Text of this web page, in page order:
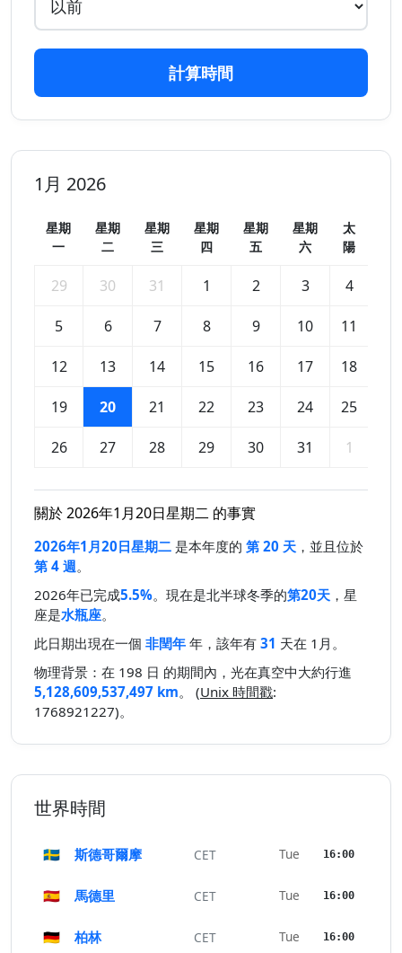
計算時間
1月 2026
星期
一
星期
二
星期
三
星期
四
星期
五
星期
六
太
陽
29 30 31 1 2 3 4
5 6 7 8 9 10 11
12 13 14 15 16 17 18
19 20 21 22 23 24 25
26 27 28 29 30 31 1
關於 2026年1月20日星期二 的事實
2026年1月20日星期二 是本年度的 第 20 天 ，並且位於
第 4 週。
2026年已完成5.5%。現在是北半球冬季的第20天 ，星
座是水瓶座。
此日期出現在一個 非閏年 年，該年有 31 天在 1月。
物理背景：在 198 日 的期間內，光在真空中大約行進
5,128,609,537,497 km。 (Unix 時間戳:
1768921227)。
世界時間
🇸🇪 斯德哥爾摩 CET Tue 16:00
🇪🇸 馬德里 CET Tue 16:00
🇩🇪 柏林 CET Tue 16:00